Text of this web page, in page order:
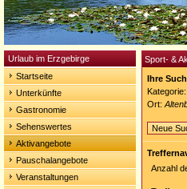
Urlaub im Erzgebirge
Startseite
Unterkünfte
Gastronomie
Sehenswertes
Aktivangebote
Pauschalangebote
Veranstaltungen
Sport- &
Ihre
Kategorie:
Ort:
Neue
Anzahl